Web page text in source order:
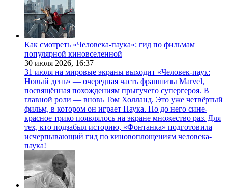
Как смотреть «Человека-паука»: гид по фильмам
популярной киновселенной
30 июля 2026, 16:37
31 июля на мировые экраны выходит «Человек-паук:
Новый день» — очередная часть франшизы Marvel,
посвящённая похождениям прыгучего супергероя. В
главной роли — вновь Том Холланд. Это уже четвёртый
фильм, в котором он играет Паука. Но до него сине-
красное трико появлялось на экране множество раз. Для
тех, кто подзабыл историю, «Фонтанка» подготовила
исчерпывающий гид по киновоплощениям человека-
паука!